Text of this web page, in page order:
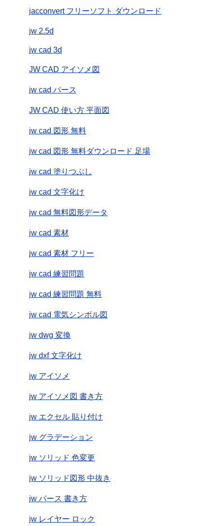
jacconvert フリーソフト ダウンロード
jw 2.5d
jw cad 3d
JW CAD アイソメ図
jw cad パース
JW CAD 使い方 平面図
jw cad 図形 無料
jw cad 図形 無料ダウンロード 足場
jw cad 塗りつぶし
jw cad 文字化け
jw cad 無料図形データ
jw cad 素材
jw cad 素材 フリー
jw cad 練習問題
jw cad 練習問題 無料
jw cad 電気シンボル図
jw dwg 変換
jw dxf 文字化け
jw アイソメ
jw アイソメ図 書き方
jw エクセル 貼り付け
jw グラデーション
jw ソリッド 色変更
jw ソリッド図形 中抜き
jw パース 書き方
jw レイヤー ロック